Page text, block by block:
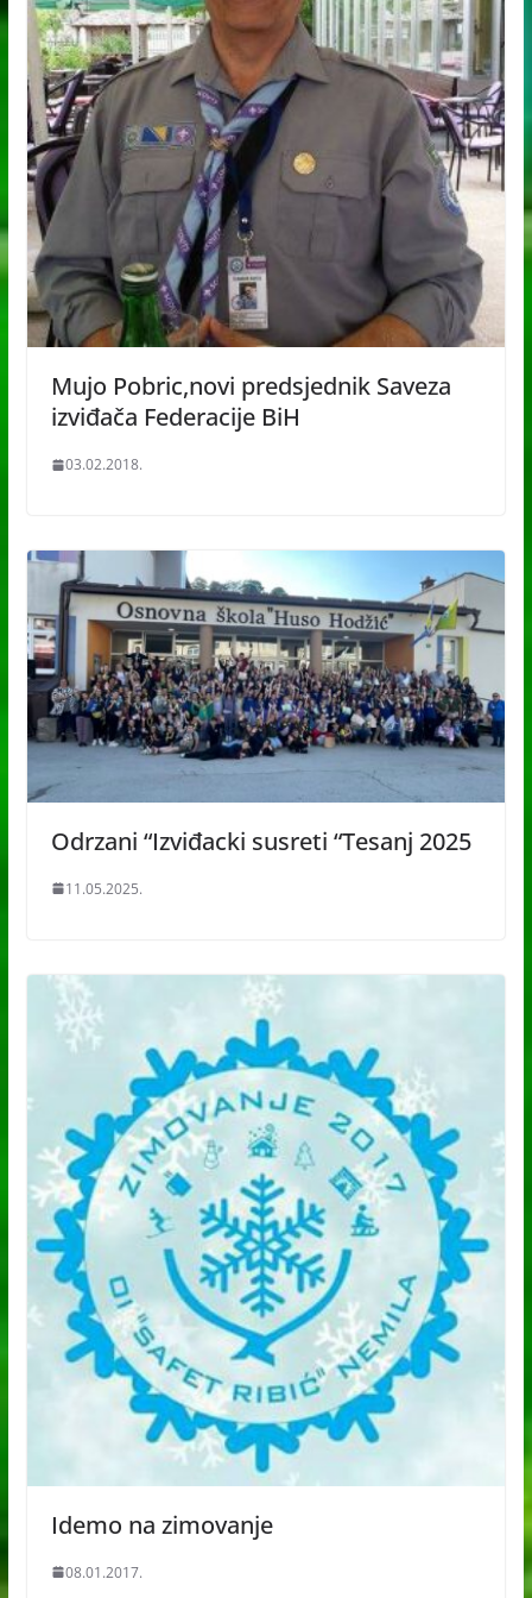
Mujo Pobric,novi predsjednik Saveza
izviđača Federacije BiH
03.02.2018.
Odrzani “Izviđacki susreti “Tesanj 2025
11.05.2025.
Idemo na zimovanje
08.01.2017.